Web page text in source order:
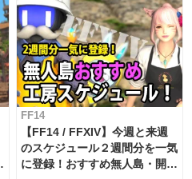
FF14
【FF14 / FFXIV】今週と来週
のスケジュール２週間分を一気
に登録！おすすめ無人島・開拓